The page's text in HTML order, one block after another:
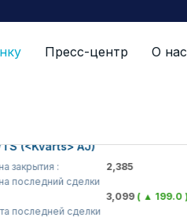
Пресс-центр О нас
AJ)
:
2,385
сделки
3,099( ▲ 199.0 )
сделки